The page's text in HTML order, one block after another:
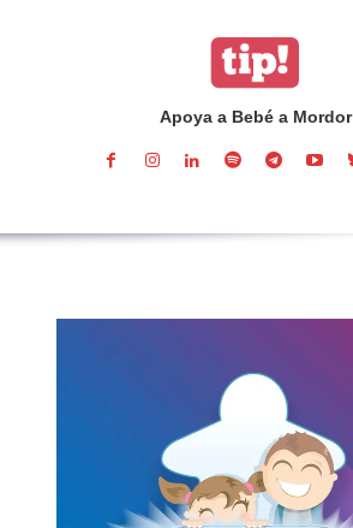
Apoya a Bebé a Mordor